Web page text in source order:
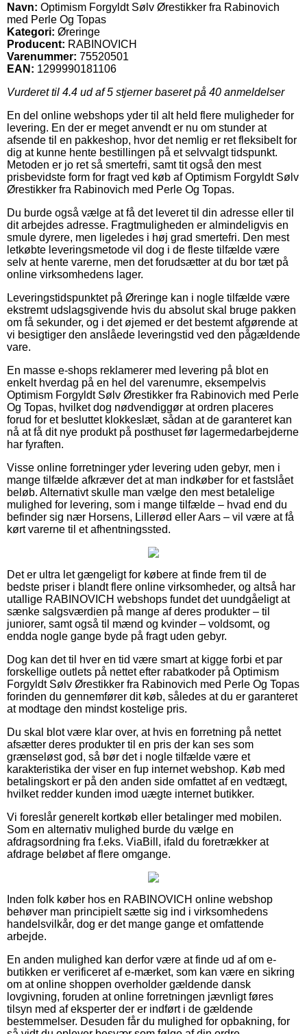
Navn: Optimism Forgyldt Sølv Ørestikker fra Rabinovich
med Perle Og Topas
Kategori: Øreringe
Producent: RABINOVICH
Varenummer: 75520501
EAN: 1299990181106
Vurderet til 4.4 ud af 5 stjerner baseret på 40 anmeldelser
En del online webshops yder til alt held flere muligheder for
levering. En der er meget anvendt er nu om stunder at
afsende til en pakkeshop, hvor det nemlig er ret fleksibelt for
dig at kunne hente bestillingen på et selvvalgt tidspunkt.
Metoden er jo ret så smertefri, samt tit også den mest
prisbevidste form for fragt ved køb af Optimism Forgyldt Sølv
Ørestikker fra Rabinovich med Perle Og Topas.
Du burde også vælge at få det leveret til din adresse eller til
dit arbejdes adresse. Fragtmuligheden er almindeligvis en
smule dyrere, men ligeledes i høj grad smertefri. Den mest
letkøbte leveringsmetode vil dog i de fleste tilfælde være
selv at hente varerne, men det forudsætter at du bor tæt på
online virksomhedens lager.
Leveringstidspunktet på Øreringe kan i nogle tilfælde være
ekstremt udslagsgivende hvis du absolut skal bruge pakken
om få sekunder, og i det øjemed er det bestemt afgørende at
vi besigtiger den anslåede leveringstid ved den pågældende
vare.
En masse e-shops reklamerer med levering på blot en
enkelt hverdag på en hel del varenumre, eksempelvis
Optimism Forgyldt Sølv Ørestikker fra Rabinovich med Perle
Og Topas, hvilket dog nødvendiggør at ordren placeres
forud for et besluttet klokkeslæt, sådan at de garanteret kan
nå at få dit nye produkt på posthuset før lagermedarbejderne
har fyraften.
Visse online forretninger yder levering uden gebyr, men i
mange tilfælde afkræver det at man indkøber for et fastslået
beløb. Alternativt skulle man vælge den mest betalelige
mulighed for levering, som i mange tilfælde – hvad end du
befinder sig nær Horsens, Lillerød eller Aars – vil være at få
kørt varerne til et afhentningssted.
Det er ultra let gængeligt for købere at finde frem til de
bedste priser i blandt flere online virksomheder, og altså har
utallige RABINOVICH webshops fundet det uundgåeligt at
sænke salgsværdien på mange af deres produkter – til
juniorer, samt også til mænd og kvinder – voldsomt, og
endda nogle gange byde på fragt uden gebyr.
Dog kan det til hver en tid være smart at kigge forbi et par
forskellige outlets på nettet efter rabatkoder på Optimism
Forgyldt Sølv Ørestikker fra Rabinovich med Perle Og Topas
forinden du gennemfører dit køb, således at du er garanteret
at modtage den mindst kostelige pris.
Du skal blot være klar over, at hvis en forretning på nettet
afsætter deres produkter til en pris der kan ses som
grænseløst god, så bør det i nogle tilfælde være et
karakteristika der viser en fup internet webshop. Køb med
betalingskort er på den anden side omfattet af en vedtægt,
hvilket redder kunden imod uægte internet butikker.
Vi foreslår generelt kortkøb eller betalinger med mobilen.
Som en alternativ mulighed burde du vælge en
afdragsordning fra f.eks. ViaBill, ifald du foretrækker at
afdrage beløbet af flere omgange.
Inden folk køber hos en RABINOVICH online webshop
behøver man principielt sætte sig ind i virksomhedens
handelsvilkår, dog er det mange gange et omfattende
arbejde.
En anden mulighed kan derfor være at finde ud af om e-
butikken er verificeret af e-mærket, som kan være en sikring
om at online shoppen overholder gældende dansk
lovgivning, foruden at online forretningen jævnligt føres
tilsyn med af eksperter der er indført i de gældende
bestemmelser. Desuden får du mulighed for opbakning, for